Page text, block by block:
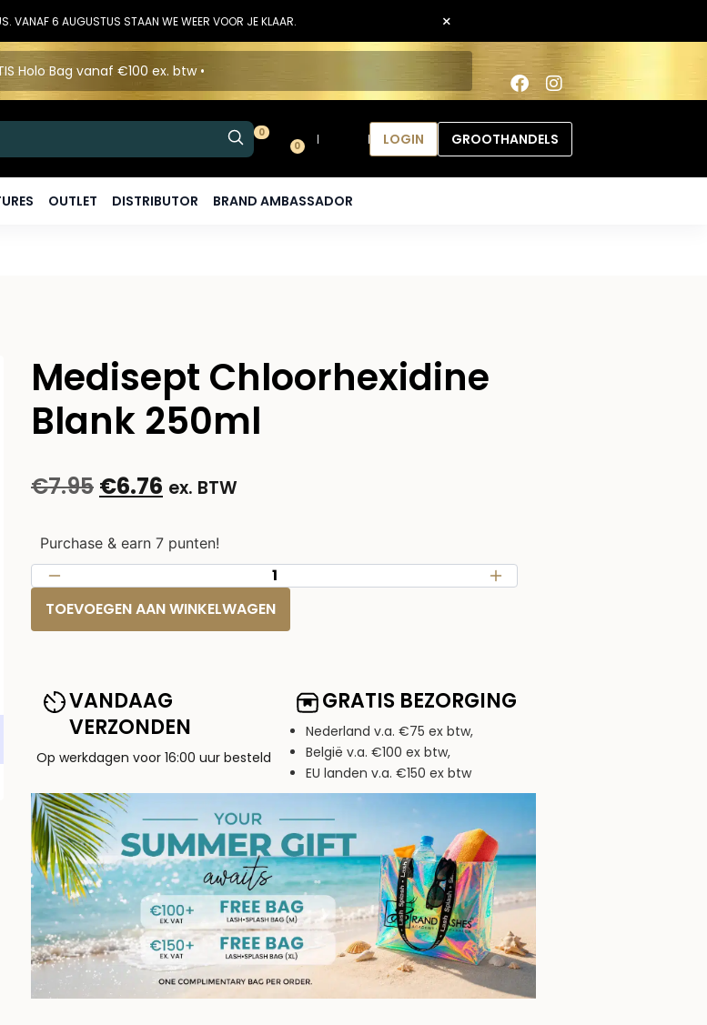
VANAF 6 AUGUSTUS STAAN WE WEER VOOR JE KLAAR. ×
Holo Bag vanaf €100 ex. btw •
0
0
LOGIN GROOTHANDELS
OUTLET DISTRIBUTOR BRAND AMBASSADOR
Medisept Chloorhexidine
Blank 250ml
€7.95 €6.76 ex. BTW
Purchase & earn 7 punten!
TOEVOEGEN AAN WINKELWAGEN
VANDAAG
VERZONDEN
Op werkdagen voor 16:00 uur besteld
GRATIS BEZORGING
Nederland v.a. €75 ex btw,
België v.a. €100 ex btw,
EU landen v.a. €150 ex btw